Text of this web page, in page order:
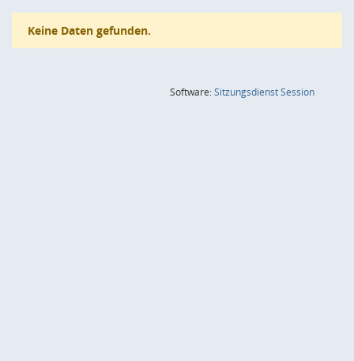
Keine Daten gefunden.
Software:SitzungsdienstSession(Wird in